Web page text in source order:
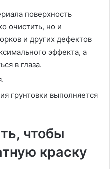
поверхность
очистить, но и
и других дефектов
эффекта, а
в глаза.
грунтовки выполняется
чтобы
краску